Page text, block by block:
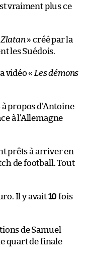
vraiment plus ce
Zlatan» créé par la
les Suédois.
vidéo « Les démons
propos d’Antoine
à l’Allemagne
prêts à arriver en
de football. Tout
Il y avait10 fois
de Samuel
quart de finale